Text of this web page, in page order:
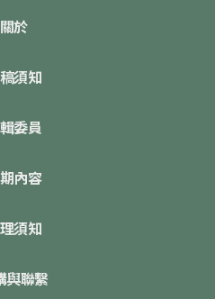
關於
須知
委員
內容
須知
與聯繫